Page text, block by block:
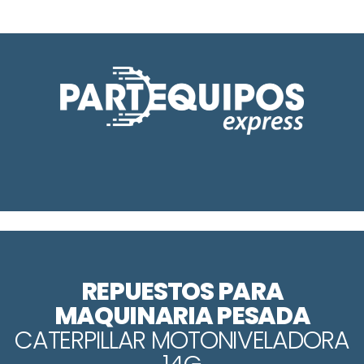
REPUESTOS PARA
MAQUINARIA PESADA
CATERPILLAR MOTONIVELADORA